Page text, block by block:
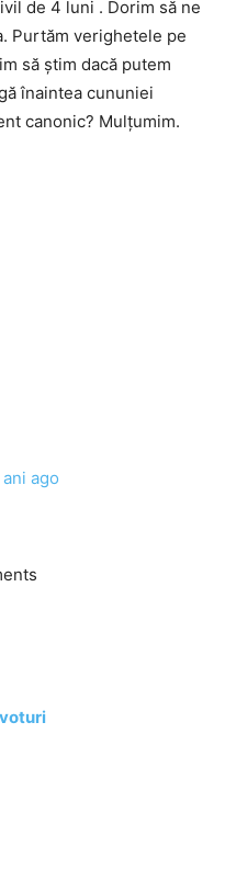
de 4 luni . Dorim să ne
Purtăm verighetele pe
să ştim dacă putem
înaintea cununiei
canonic? Mulţumim.
ani ago